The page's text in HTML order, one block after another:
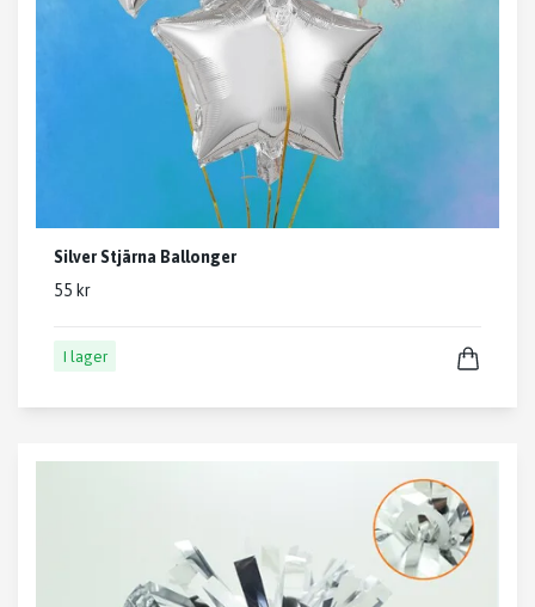
Silver Stjärna Ballonger
55 kr
I lager